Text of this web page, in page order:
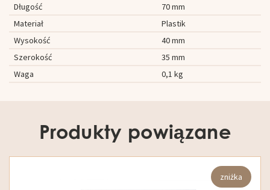
Długość
70 mm
Materiał
Plastik
Wysokość
40 mm
Szerokość
35 mm
Waga
0,1 kg
Produkty powiązane
zniżka